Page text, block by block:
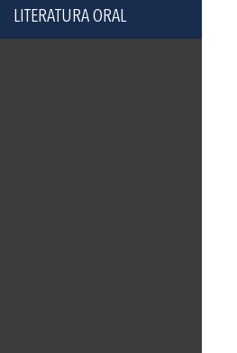
LITERATURA ORAL